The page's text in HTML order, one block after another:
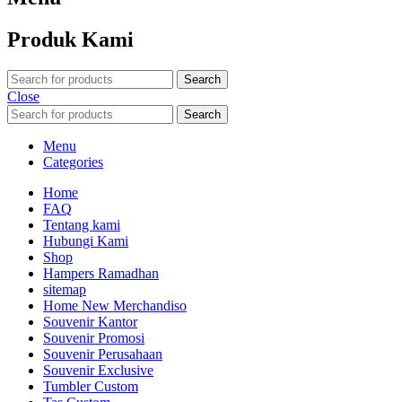
Produk Kami
Search
Close
Search
Menu
Categories
Home
FAQ
Tentang kami
Hubungi Kami
Shop
Hampers Ramadhan
sitemap
Home New Merchandiso
Souvenir Kantor
Souvenir Promosi
Souvenir Perusahaan
Souvenir Exclusive
Tumbler Custom